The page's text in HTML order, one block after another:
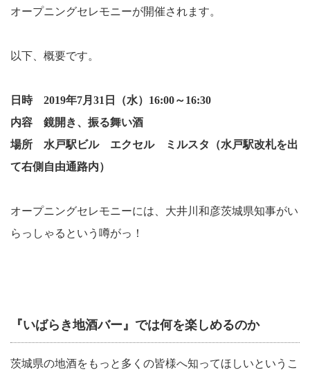
オープニングセレモニーが開催されます。
以下、概要です。
日時 2019年7月 31 日（水） 16:00～16:30
内容 鏡開き、振る舞い酒
場所 水戸駅ビル エクセル ミルスタ（水戸駅改札を出
て右側自由通路内）
オープニングセレモニーには、大井川和彦茨城県知事がい
らっしゃるという噂がっ！
『いばらき地酒バー』では何を楽しめるのか
茨城県の地酒をもっと多くの皆様へ知ってほしいというこ